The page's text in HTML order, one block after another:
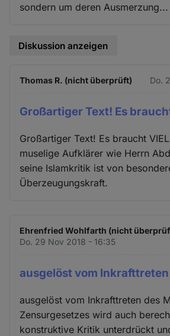
sondern um deren Ausmerzung...
Diskussion anzeigen
Thomas R. (nicht überprüft) Do.
Großartiger Text! Es
Großartiger Text! Es braucht
muselige Aufklärer wie Herrn
seine Islamkritik ist von
Überzeugungskraft.
Ehrenfried Wohlfarth (nicht
Do. 29 Nov 2018 - 16:35
ausgelöst vom Inkrafttreten
ausgelöst vom Inkrafttreten des
Zensurgesetzes wird auch
konstruktive Kritik unterdrückt